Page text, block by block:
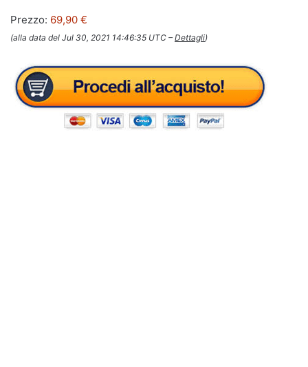
Prezzo: 69,90 €
(alla data del Jul 30, 2021 14:46:35 UTC –Dettagli)